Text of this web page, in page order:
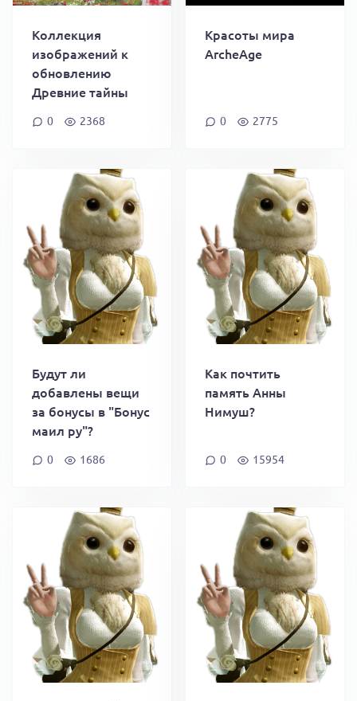
Коллекция
изображений к
обновлению
Древние тайны
0 2368
Красоты мира
ArcheAge
0 2775
Будут ли
добавлены вещи
за бонусы в "Бонус
маил ру"?
0 1686
Как почтить
память Анны
Нимуш?
0 15954